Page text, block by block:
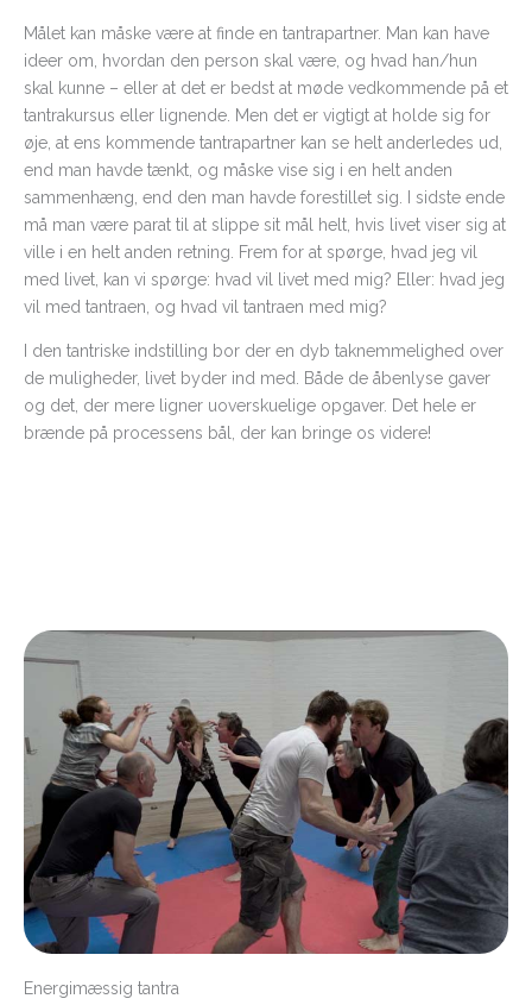
Målet kan måske være at finde en tantrapartner. Man kan have
ideer om, hvordan den person skal være, og hvad han/hun
skal kunne – eller at det er bedst at møde vedkommende på et
tantrakursus eller lignende. Men det er vigtigt at holde sig for
øje, at ens kommende tantrapartner kan se helt anderledes ud,
end man havde tænkt, og måske vise sig i en helt anden
sammenhæng, end den man havde forestillet sig. I sidste ende
må man være parat til at slippe sit mål helt, hvis livet viser sig at
ville i en helt anden retning. Frem for at spørge, hvad jeg vil
med livet, kan vi spørge: hvad vil livet med mig? Eller: hvad jeg
vil med tantraen, og hvad vil tantraen med mig?
I den tantriske indstilling bor der en dyb taknemmelighed over
de muligheder, livet byder ind med. Både de åbenlyse gaver
og det, der mere ligner uoverskuelige opgaver. Det hele er
brænde på processens bål, der kan bringe os videre!
Energimæssig tantra